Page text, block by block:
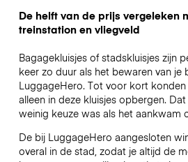
De helft van de prijs vergeleken
treinstation en vliegveld
Bagagekluisjes of stadskluisjes zijn
keer zo duur als het bewaren van je
LuggageHero. Tot voor kort
alleen in deze kluisjes opbergen.
weinig keuze was als het aankwam
De bij LuggageHero aangesloten
overal in de stad, zodat je altijd de